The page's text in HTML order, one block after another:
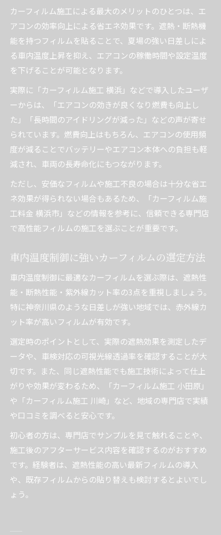
カーフィルム施工による最大のメリットのひとつは、エ
アコンの効率向上による省エネ効果です。遮熱・断熱機
能を持つフィルムを貼ることで、夏場の強い日差しによ
る車内温度上昇を抑え、エアコンの稼働時間や設定温度
を下げることが可能となります。
実際に「カーフィルム施工 横浜」などで導入したユーザ
ーからは、「エアコンの効きが良くなり燃費も向上し
た」「長時間のアイドリングが減った」などの声が寄せ
られています。燃費向上はもちろん、エアコンの使用頻
度が減ることでバッテリーやエアコン本体への負担も軽
減され、車両の長寿命化にもつながります。
ただし、安価なフィルムや施工不良の場合は十分な省エ
ネ効果が得られない場合もあるため、「カーフィルム施
工料金 横浜市」などの情報を参考に、信頼できる専門店
で高性能フィルムの施工を選ぶことが重要です。
車内温度制御に強いカーフィルムの選定方法
車内温度制御に最適なカーフィルムを選ぶ際は、遮熱性
能・断熱性能・紫外線カット率の3点を重視しましょう。
特に神奈川県のような日差しが強い地域では、赤外線カ
ット率が高いフィルムが有効です。
選定時のポイントとして、実際の遮熱効果を測定したデ
ータや、車検対応の可視光線透過率を確認することが大
切です。また、同じ遮熱性能でも施工技術によって仕上
がりや効果が変わるため、「カーフィルム施工 小田原」
や「カーフィルム施工 川崎」など、地域の専門店で実績
や口コミを調べると安心です。
初心者の方は、専門店でサンプルを見て触れることや、
施工後のアフターサービス内容を確認するのがおすすめ
です。経験者は、遮熱性能の高い最新フィルムの導入
や、既存フィルムからの貼り替えも検討するとよいでし
ょう。